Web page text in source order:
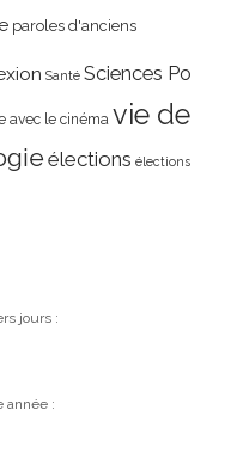
paroles d'anciens
Santé Sciences Po
avec le cinéma vie de
élections élections
jours :
année :